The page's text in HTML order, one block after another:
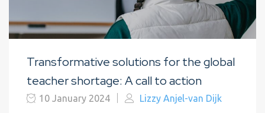
Transformative solutions for the global
teacher shortage: A call to action
10 January 2024 Lizzy Anjel-van Dijk